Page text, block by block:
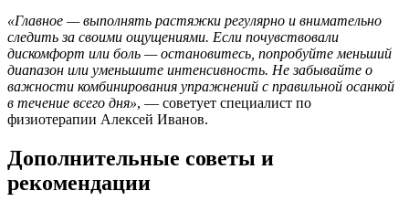
«Главное — выполнять растяжки регулярно и внимательно
следить за своими ощущениями. Если почувствовали
дискомфорт или боль — остановитесь, попробуйте меньший
диапазон или уменьшите интенсивность. Не забывайте о
важности комбинирования упражнений с правильной осанкой
в течение всего дня», — советует специалист по
физиотерапии Алексей Иванов.
Дополнительные советы и
рекомендации